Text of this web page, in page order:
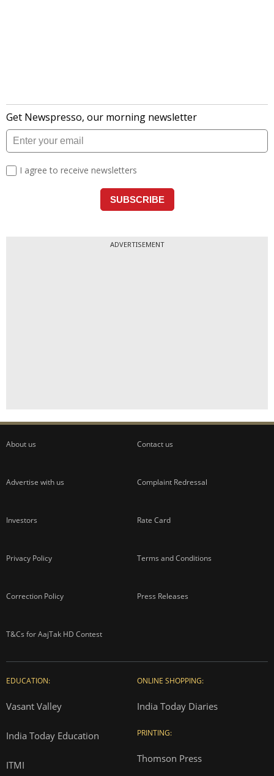
ADVERTISEMENT
About us Contact us
Advertise with us Complaint Redressal
Investors Rate Card
Privacy Policy Terms and Conditions
Correction Policy Press Releases
T&Cs for AajTak HD Contest
EDUCATION:
Vasant Valley
India Today Education
ITMI
ONLINE SHOPPING:
India Today Diaries
PRINTING:
Thomson Press